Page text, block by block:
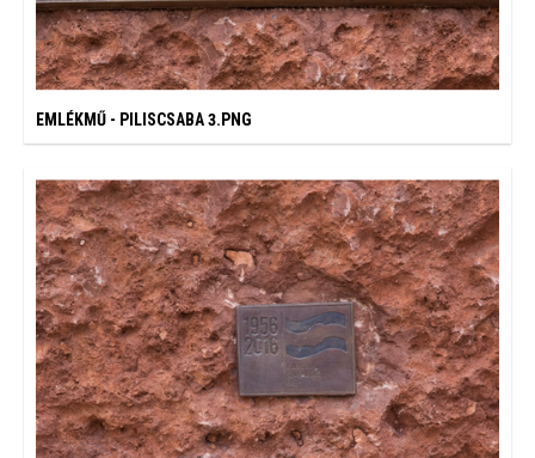
EMLÉKMŰ - PILISCSABA 3.PNG